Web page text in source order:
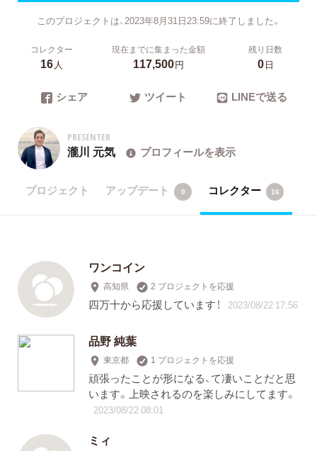
このプロジェクトは、2023年8月31日23:59に終了しました。
コレクター
16人
現在までに集まった金額
117,500円
残り日数
0日
シェア ツイート LINEで送る
PRESENTER
瀧川 元気 プロフィールを表示
プロジェクト アップデート 0 コレクター 16
ワンコイン
高知県 2 プロジェクトを応援
四万十から応援しています！ 2023/08/22 17:56
品野 純葉
東京都 1 プロジェクトを応援
頑張ったことが形になる、て凄いことだと思
います。上映されるのを楽しみにしてます。
2023/08/22 08:01
ミィ